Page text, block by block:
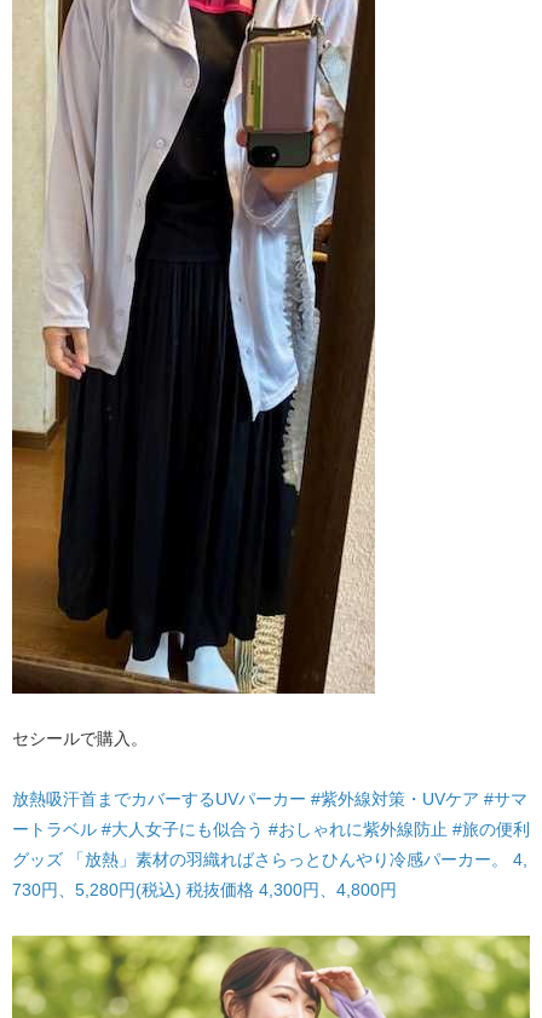
セシールで購入。
放熱吸汗首までカバーするUVパーカー #紫外線対策・UVケア #サマ
ートラベル #大人女子にも似合う #おしゃれに紫外線防止 #旅の便利
グッズ 「放熱」素材の羽織ればさらっとひんやり冷感パーカー。 4,
730円、5,280円(税込) 税抜価格 4,300円、4,800円